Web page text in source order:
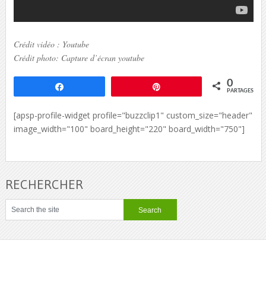
Crédit vidéo : Youtube
Crédit photo: Capture d’écran youtube
0
PARTAGES
[apsp-profile-widget profile="buzzclip1" custom_size="header"
image_width="100" board_height="220" board_width="750"]
RECHERCHER